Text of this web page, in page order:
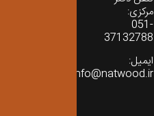
مرکزی:
051-
37132788
ایمیل:
info@natwood.ir